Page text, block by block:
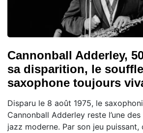
Cannonball Adderley,
sa disparition, le
saxophone toujours
Disparu le 8 août 1975, le
Cannonball Adderley reste l’une
jazz moderne. Par son jeu puissant,